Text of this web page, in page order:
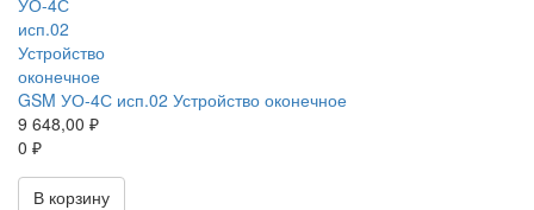
GSM УО-4С исп.02 Устройство оконечное
9 648,00 ₽
0 ₽
В корзину